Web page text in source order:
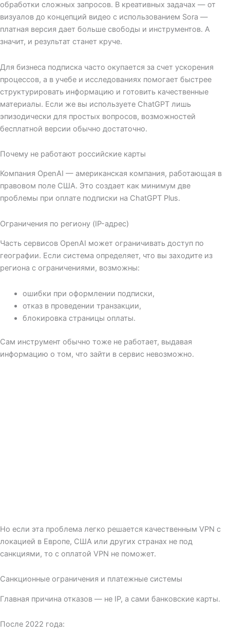
обработки сложных запросов. В креативных задачах — от
визуалов до концепций видео с использованием Sora —
платная версия дает больше свободы и инструментов. А
значит, и результат станет круче.
Для бизнеса подписка часто окупается за счет ускорения
процессов, а в учебе и исследованиях помогает быстрее
структурировать информацию и готовить качественные
материалы. Если же вы используете ChatGPT лишь
эпизодически для простых вопросов, возможностей
бесплатной версии обычно достаточно.
Почему не работают российские карты
Компания OpenAI — американская компания, работающая в
правовом поле США. Это создает как минимум две
проблемы при оплате подписки на ChatGPT Plus.
Ограничения по региону (IP-адрес)
Часть сервисов OpenAI может ограничивать доступ по
географии. Если система определяет, что вы заходите из
региона с ограничениями, возможны:
ошибки при оформлении подписки,
отказ в проведении транзакции,
блокировка страницы оплаты.
Сам инструмент обычно тоже не работает, выдавая
информацию о том, что зайти в сервис невозможно.
Но если эта проблема легко решается качественным VPN с
локацией в Европе, США или других странах не под
санкциями, то с оплатой VPN не поможет.
Санкционные ограничения и платежные системы
Главная причина отказов — не IP, а сами банковские карты.
После 2022 года: